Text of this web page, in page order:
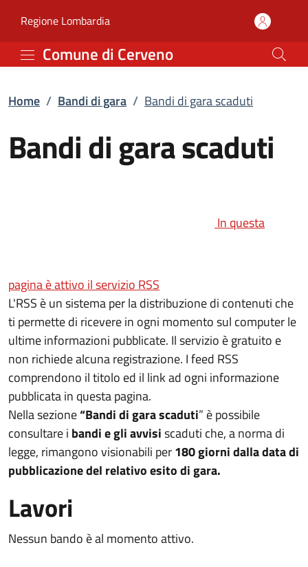
Bandi di gara scaduti |
Regione Lombardia(apre in un'altra scheda).
Comune di Cerveno
Home / Bandi di gara / Bandi di gara scaduti
Bandi di gara scaduti
In questa
pagina è attivo il servizio RSS
L'RSS è un sistema per la distribuzione di contenuti che
ti permette di ricevere in ogni momento sul computer le
ultime informazioni pubblicate. Il servizio è gratuito e
non richiede alcuna registrazione. I feed RSS
comprendono il titolo ed il link ad ogni informazione
pubblicata in questa pagina.
Nella sezione“Bandi di gara scaduti” è possibile
consultare i bandi e gli avvisiscaduti che, a norma di
legge, rimangono visionabili per180 giorni dalla data di
pubblicazione del relativo esito di gara.
Lavori
Nessun bando è al momento attivo.